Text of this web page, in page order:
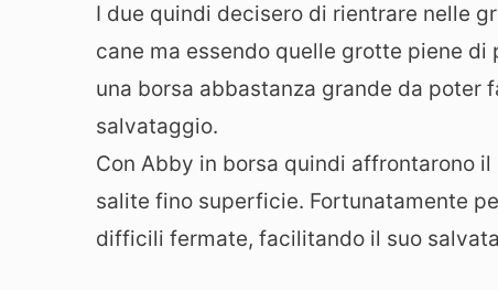
I due quindi decisero di rientrare nelle
cane ma essendo quelle grotte piene
una borsa abbastanza grande da poter
salvataggio.
Con Abby in borsa quindi affrontarono
salite fino superficie. Fortunatamente
difficili fermate, facilitando il suo